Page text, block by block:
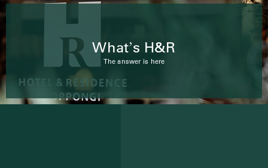
What’s H&R
The answer is here